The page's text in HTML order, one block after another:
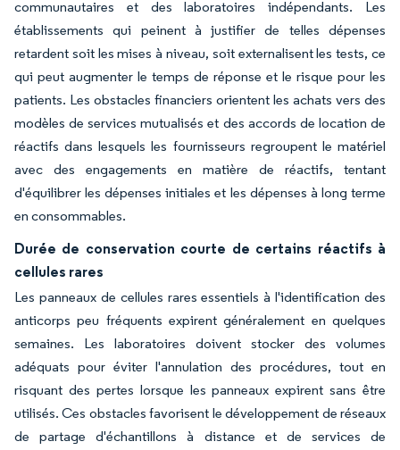
communautaires et des laboratoires indépendants. Les
établissements qui peinent à justifier de telles dépenses
retardent soit les mises à niveau, soit externalisent les tests, ce
qui peut augmenter le temps de réponse et le risque pour les
patients. Les obstacles financiers orientent les achats vers des
modèles de services mutualisés et des accords de location de
réactifs dans lesquels les fournisseurs regroupent le matériel
avec des engagements en matière de réactifs, tentant
d'équilibrer les dépenses initiales et les dépenses à long terme
en consommables.
Durée de conservation courte de certains réactifs à
cellules rares
Les panneaux de cellules rares essentiels à l'identification des
anticorps peu fréquents expirent généralement en quelques
semaines. Les laboratoires doivent stocker des volumes
adéquats pour éviter l'annulation des procédures, tout en
risquant des pertes lorsque les panneaux expirent sans être
utilisés. Ces obstacles favorisent le développement de réseaux
de partage d'échantillons à distance et de services de